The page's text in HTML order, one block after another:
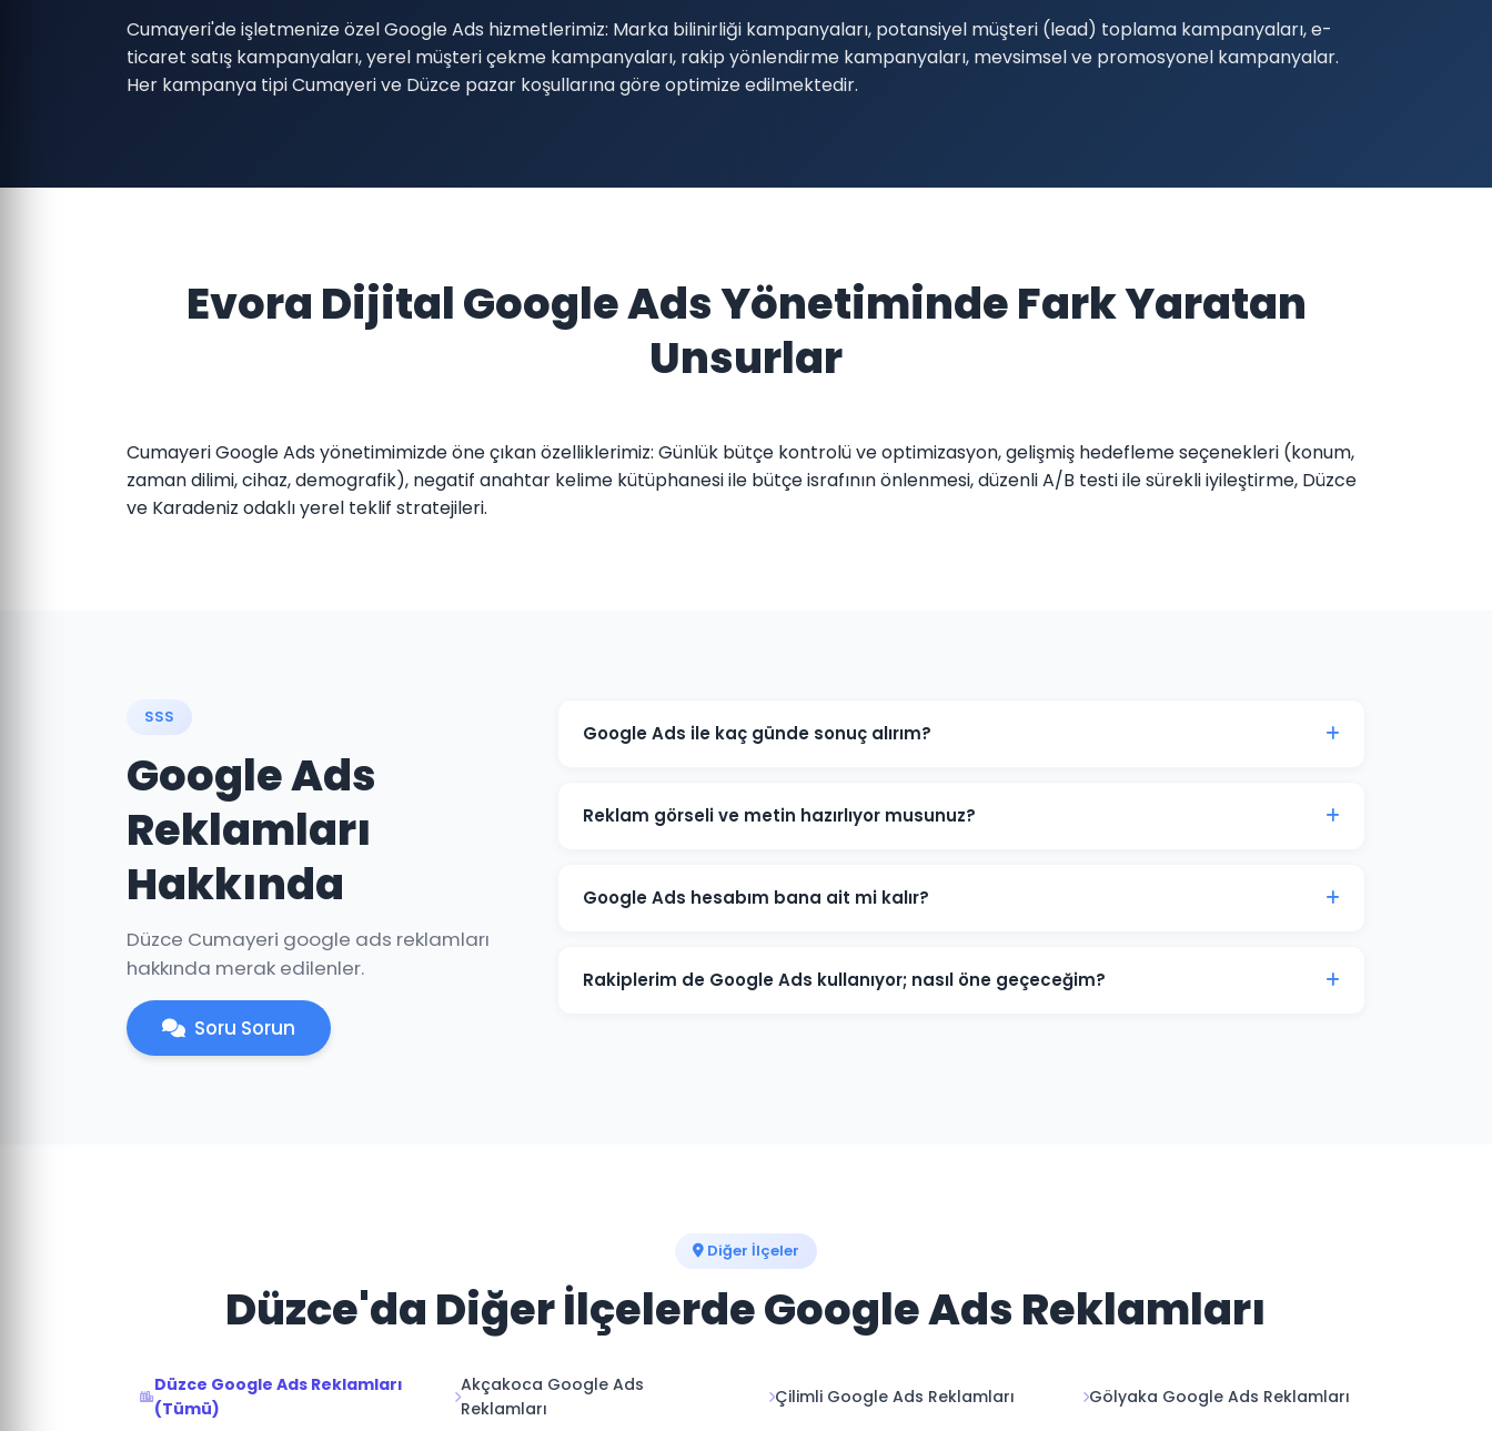
Cumayeri'de işletmenize özel Google Ads hizmetlerimiz: Marka bilinirliği kampanyaları, potansiyel müşteri (lead) toplama kampanyaları, e-
ticaret satış kampanyaları, yerel müşteri çekme kampanyaları, rakip yönlendirme kampanyaları, mevsimsel ve promosyonel kampanyalar.
Her kampanya tipi Cumayeri ve Düzce pazar koşullarına göre optimize edilmektedir.
Evora Dijital Google Ads Yönetiminde Fark Yaratan
Unsurlar
Cumayeri Google Ads yönetimimizde öne çıkan özelliklerimiz: Günlük bütçe kontrolü ve optimizasyon, gelişmiş hedefleme seçenekleri (konum,
zaman dilimi, cihaz, demografik), negatif anahtar kelime kütüphanesi ile bütçe israfının önlenmesi, düzenli A/B testi ile sürekli iyileştirme, Düzce
ve Karadeniz odaklı yerel teklif stratejileri.
SSS
Google Ads
Reklamları
Hakkında
Düzce Cumayeri google ads reklamları
hakkında merak edilenler.
Soru Sorun
Google Ads ile kaç günde sonuç alırım?
trafik ve dönüşümler üretmeye başlar. İlk ay veri toplama, ikinci aydan itibaren optimizasyon
yoğunlaşır.
Reklam görseli ve metin hazırlıyor musunuz?
tüm kreatif içerikleri üretiyoruz. İçerikler hedef kitlenize ve sektörünüze özel hazırlanır.
Google Ads hesabım bana ait mi kalır?
(admin) seviyesinde değil, reklam yöneticisi seviyesinde sağlanır. İş ilişkisi sona erdiğinde hesap
üzerinde tam kontrole sahip olursunuz.
Rakiplerim de Google Ads kullanıyor; nasıl öne geçeceğim?
Diğer İlçeler
Düzce'da Diğer İlçelerde Google Ads Reklamları
Düzce Google Ads Reklamları
(Tümü)
Akçakoca Google Ads
Reklamları
Çilimli Google Ads Reklamları Gölyaka Google Ads Reklamları